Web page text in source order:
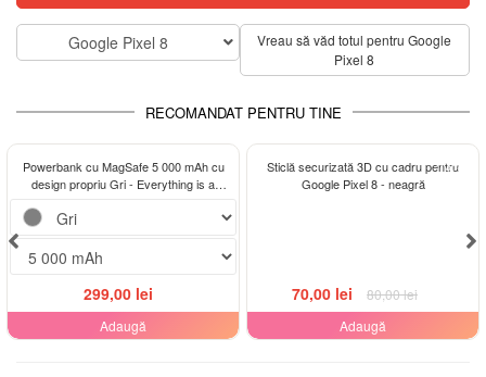
Google Pixel 8
Vreau să văd totul pentru Google
Pixel 8
RECOMANDAT PENTRU TINE
Powerbank cu MagSafe 5 000 mAh cu
design propriu Gri - Everything is a
299,00 lei
Adaugă
-13%
Sticlă securizată 3D cu cadru pentru
Google Pixel 8 - neagră
70,00 lei
80,00 lei
Adaugă